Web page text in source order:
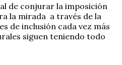
de conjurar la imposición
la mirada a través de la
de inclusión cada vez más
siguen teniendo todo